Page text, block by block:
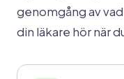
genomgång av
din läkare hör när